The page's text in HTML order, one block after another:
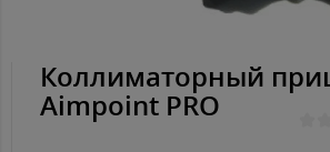
Коллиматорный
Aimpoint PRO